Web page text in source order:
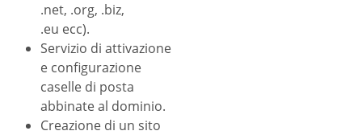
.net, .org, .biz,
.eu ecc).
Servizio di attivazione
e configurazione
caselle di posta
abbinate al dominio.
Creazione di un sito